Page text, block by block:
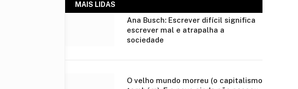
MAIS LIDAS
Ana Busch: Escrever difícil significa
escrever mal e atrapalha a
sociedade
O velho mundo morreu (o capitalismo